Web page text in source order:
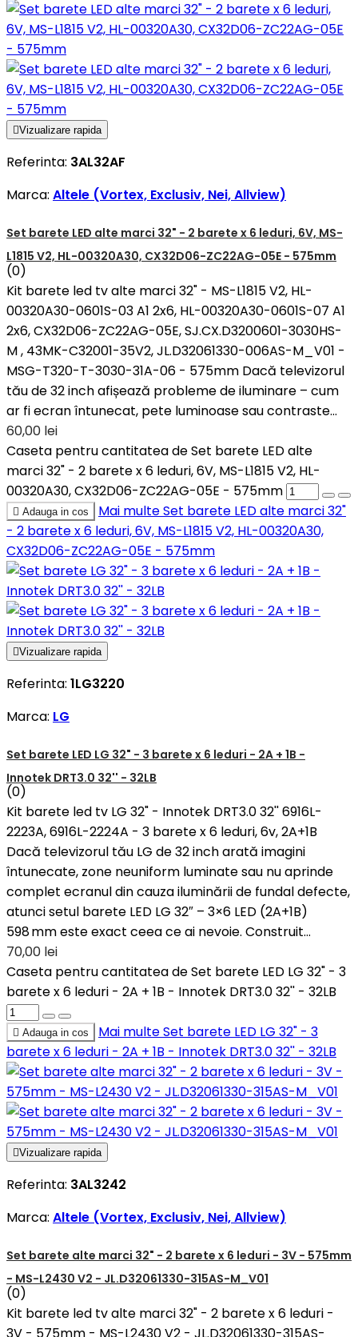
Vizualizare rapida
Referinta: 3AL32AF
Marca: Altele (Vortex, Exclusiv, Nei, Allview)
Set barete LED alte marci 32" - 2 barete x 6 leduri, 6V, MS-
L1815 V2, HL-00320A30, CX32D06-ZC22AG-05E - 575mm
(0)
Kit barete led tv alte marci 32" - MS-L1815 V2, HL-
00320A30-0601S-03 A1 2x6, HL-00320A30-0601S-07 A1
2x6, CX32D06-ZC22AG-05E, SJ.CX.D3200601-3030HS-
M , 43MK-C32001-35V2, JL.D32061330-006AS-M_V01 -
MSG-T320-T-3030-31A-06 - 575mm Dacă televizorul
tău de 32 inch afișează probleme de iluminare – cum
ar fi ecran întunecat, pete luminoase sau contraste...
60,00 lei
Caseta pentru cantitatea de Set barete LED alte
marci 32" - 2 barete x 6 leduri, 6V, MS-L1815 V2, HL-
00320A30, CX32D06-ZC22AG-05E - 575mm
 Adauga in cos Mai multeSet barete LED alte marci 32"
- 2 barete x 6 leduri, 6V, MS-L1815 V2, HL-00320A30,
CX32D06-ZC22AG-05E - 575mm
Vizualizare rapida
Referinta: 1LG3220
Marca: LG
Set barete LED LG 32" - 3 barete x 6 leduri - 2A + 1B -
Innotek DRT3.0 32'' - 32LB
(0)
Kit barete led tv LG 32" - Innotek DRT3.0 32'' 6916L-
2223A, 6916L-2224A - 3 barete x 6 leduri, 6v, 2A+1B
Dacă televizorul tău LG de 32 inch arată imagini
întunecate, zone neuniform luminate sau nu aprinde
complet ecranul din cauza iluminării de fundal defecte,
atunci setul barete LED LG 32″ – 3×6 LED (2A+1B)
598 mm este exact ceea ce ai nevoie. Construit...
70,00 lei
Caseta pentru cantitatea de Set barete LED LG 32" - 3
barete x 6 leduri - 2A + 1B - Innotek DRT3.0 32'' - 32LB
 Adauga in cos Mai multeSet barete LED LG 32" - 3
barete x 6 leduri - 2A + 1B - Innotek DRT3.0 32'' - 32LB
Vizualizare rapida
Referinta: 3AL3242
Marca: Altele (Vortex, Exclusiv, Nei, Allview)
Set barete alte marci 32" - 2 barete x 6 leduri - 3V - 575mm
- MS-L2430 V2 - JL.D32061330-315AS-M_V01
(0)
Kit barete led tv alte marci 32" - 2 barete x 6 leduri -
3V - 575mm - MS-L2430 V2 - JL.D32061330-315AS-